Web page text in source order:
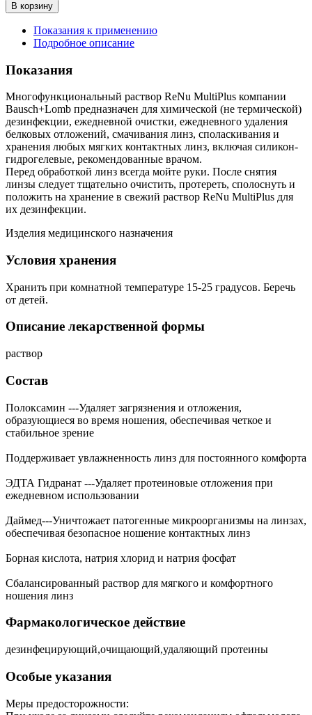
В корзину
Показания к применению
Подробное описание
Показания
Многофункциональный раствор ReNu MultiPlus компании
Bausch+Lomb предназначен для химической (не термической)
дезинфекции, ежедневной очистки, ежедневного удаления
белковых отложений, смачивания линз, споласкивания и
хранения любых мягких контактных линз, включая силикон-
гидрогелевые, рекомендованные врачом.
Перед обработкой линз всегда мойте руки. После снятия
линзы следует тщательно очистить, протереть, сполоснуть и
положить на хранение в свежий раствор ReNu MultiPlus для
их дезинфекции.
Изделия медицинского назначения
Условия хранения
Хранить при комнатной температуре 15-25 градусов. Беречь
от детей.
Описание лекарственной формы
раствор
Состав
Полоксамин ---Удаляет загрязнения и отложения,
образующиеся во время ношения, обеспечивая четкое и
стабильное зрение
Поддерживает увлажненность линз для постоянного комфорта
ЭДТА Гидранат ---Удаляет протеиновые отложения при
ежедневном использовании
Даймед---Уничтожает патогенные микроорганизмы на линзах,
обеспечивая безопасное ношение контактных линз
Борная кислота, натрия хлорид и натрия фосфат
Сбалансированный раствор для мягкого и комфортного
ношения линз
Фармакологическое действие
дезинфецирующий,очищающий,удаляющий протеины
Особые указания
Меры предосторожности: